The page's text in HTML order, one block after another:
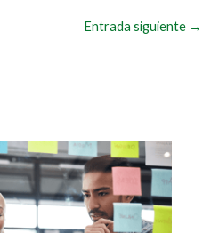
Entrada siguiente →